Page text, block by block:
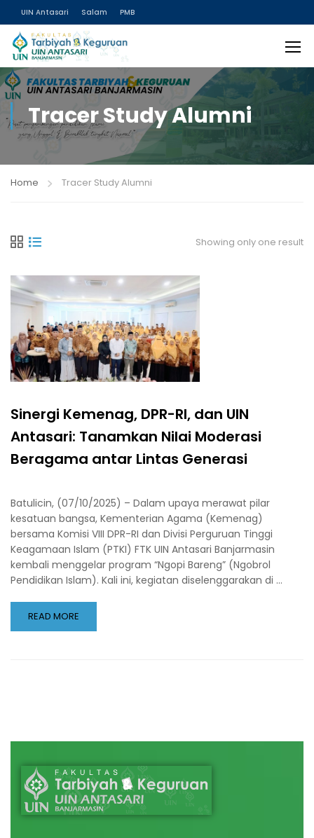
UIN Antasari Salam PMB
Tracer Study Alumni
Home Tracer Study Alumni
Showing only one result
Sinergi Kemenag, DPR-RI, dan UIN
Antasari: Tanamkan Nilai Moderasi
Beragama antar Lintas Generasi
Batulicin, (07/10/2025) – Dalam upaya merawat pilar
kesatuan bangsa, Kementerian Agama (Kemenag)
bersama Komisi VIII DPR-RI dan Divisi Perguruan Tinggi
Keagamaan Islam (PTKI) FTK UIN Antasari Banjarmasin
kembali menggelar program “Ngopi Bareng” (Ngobrol
Pendidikan Islam). Kali ini, kegiatan diselenggarakan di …
READ MORE